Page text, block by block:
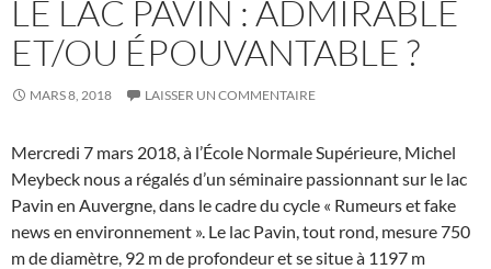
LE LAC PAVIN : ADMIRABLE
ET/OU ÉPOUVANTABLE ?
MARS 8, 2018 LAISSER UN COMMENTAIRE
Mercredi 7 mars 2018, à l’École Normale Supérieure, Michel
Meybeck nous a régalés d’un séminaire passionnant sur le lac
Pavin en Auvergne, dans le cadre du cycle « Rumeurs et fake
news en environnement ». Le lac Pavin, tout rond, mesure 750
m de diamètre, 92 m de profondeur et se situe à 1197 m